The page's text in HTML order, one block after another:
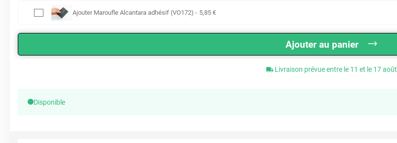
Ajouter Maroufle Alcantara adhésif (VO172) - 5,85 €
Ajouter au panier
Livraison prévue entre le 11 et le 17 août
Disponible